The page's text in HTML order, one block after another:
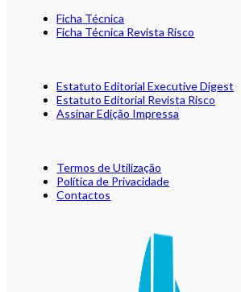
Ficha Técnica
Ficha Técnica Revista Risco
Estatuto Editorial Executive Digest
Estatuto Editorial Revista Risco
Assinar Edição Impressa
Termos de Utilização
Política de Privacidade
Contactos